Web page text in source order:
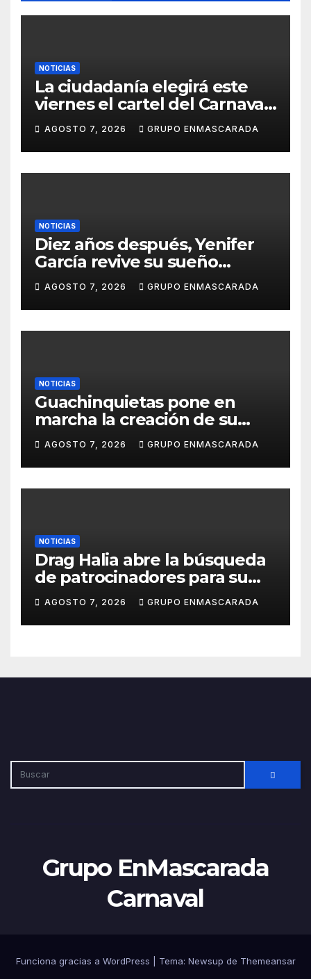
NOTICIAS
La ciudadanía elegirá este
viernes el cartel del Carnaval
de Las Palmas de Gran
Canaria 2027 en una gala
retransmitida por Televisión
Canaria
AGOSTO 7, 2026 GRUPO ENMASCARADA
NOTICIAS
Diez años después, Yenifer
García revive su sueño
carnavalero en el vídeo de
presentación de San Juan de
la Rambla para el Grand Prix
AGOSTO 7, 2026 GRUPO ENMASCARADA
NOTICIAS
Guachinquietas pone en
marcha la creación de su
repertorio para el Carnaval
2027
AGOSTO 7, 2026 GRUPO ENMASCARADA
NOTICIAS
Drag Halia abre la búsqueda
de patrocinadores para su
participación en el Carnaval
de Las Palmas de Gran
Canaria 2027
AGOSTO 7, 2026 GRUPO ENMASCARADA
Grupo EnMascarada
Carnaval
Funciona gracias a WordPress Tema: Newsup de Themeansar